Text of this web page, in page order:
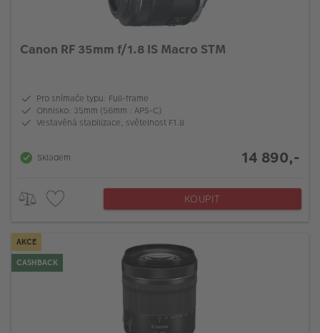
Canon RF 35mm f/1.8 IS Macro STM
Pro snímače typu: Full-frame
Ohnisko: 35mm (56mm : APS-C)
Vestavěná stabilizace, světelnost F1.8
Skladem 14 890,-
KOUPIT
AKCE
CASHBACK